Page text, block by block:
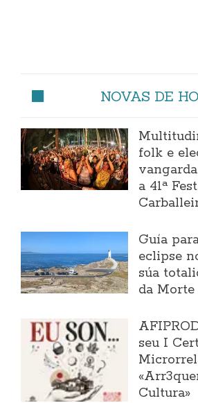
NOVAS DE
folk e
a 41ª
Guía
eclipse
súa
da Morte
seu I
Cultura»